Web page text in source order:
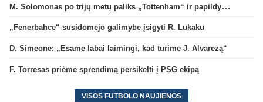
M. Solomonas po trijų metų paliks „Tottenham“ ir papildys „West Ham“ klubą
„Fenerbahce“ susidomėjo galimybe įsigyti R. Lukaku
D. Simeone: „Esame labai laimingi, kad turime J. Alvarezą“
F. Torresas priėmė sprendimą persikelti į PSG ekipą
VISOS FUTBOLO NAUJIENOS